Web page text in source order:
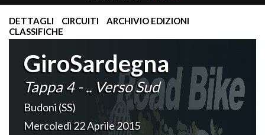
DETTAGLI CIRCUITI
ARCHIVIO EDIZIONI
CLASSIFICHE
GiroSardegna
Tappa 4 - .. Verso Sud
Budoni (SS)
Mercoledì 22 Aprile 2015